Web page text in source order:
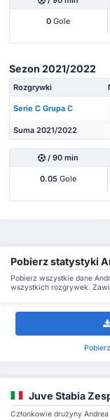
0 Gole
Sezon 2021/2022
Rozgrywki
Serie C Grupa C
Suma 2021/2022
/ 90 min
0.05 Gole
Pobierz statystyki
Pobierz wszystkie dane
wszystkich rozgrywek.
Juve Stabia
Członkowie drużyny